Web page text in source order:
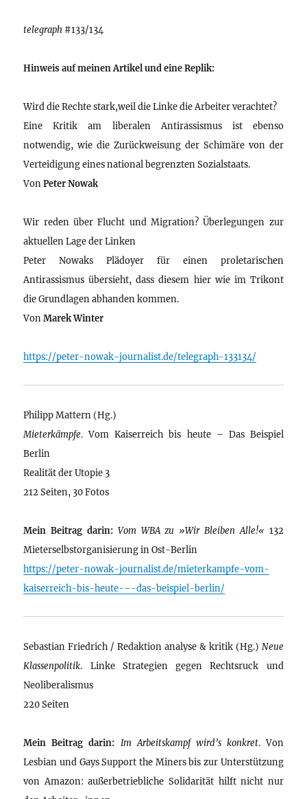
telegraph #133/134
Hinweis auf meinen Artikel und eine Replik:
Wird die Rechte stark,weil die Linke die Arbeiter verachtet?
Eine Kritik am liberalen Antirassismus ist ebenso
notwendig, wie die Zurückweisung der Schimäre von der
Verteidigung eines national begrenzten Sozialstaats.
VonPeter Nowak
Wir reden über Flucht und Migration? Überlegungen zur
aktuellen Lage der Linken
Peter Nowaks Plädoyer für einen proletarischen
Antirassismus übersieht, dass diesem hier wie im Trikont
die Grundlagen abhanden kommen.
VonMarek Winter
https://peter-nowak-journalist.de/telegraph-133134/
Philipp Mattern (Hg.)
Mieterkämpfe. Vom Kaiserreich bis heute – Das Beispiel
Berlin
Realität der Utopie 3
212 Seiten, 30 Fotos
Mein Beitrag darin: Vom WBA zu »Wir Bleiben Alle!« 132
Mieterselbstorganisierung in Ost-Berlin
https://peter-nowak-journalist.de/mieterkampfe-vom-
kaiserreich-bis-heute-–-das-beispiel-berlin/
Sebastian Friedrich / Redaktion analyse & kritik (Hg.) Neue
Klassenpolitik. Linke Strategien gegen Rechtsruck und
Neoliberalismus
220 Seiten
Mein Beitrag darin: Im Arbeitskampf wird’s konkret. Von
Lesbian und Gays Support the Miners bis zur Unterstützung
von Amazon: außerbetriebliche Solidarität hilft nicht nur